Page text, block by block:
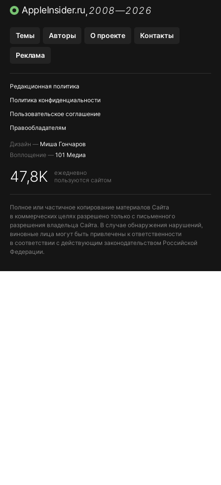
ПРИЛОЖЕНИЯ БЕЗ APP STORE
AppleInsider.ru,2008—2026
Темы Авторы О проекте Контакты
Реклама
Редакционная политика
Политика конфиденциальности
Пользовательское соглашение
Правообладателям
Дизайн — Миша Гончаров
Воплощение — 101 Медиа
47,8K
ежедневно
пользуются сайтом
Полное или частичное копирование материалов Сайта
в коммерческих целях разрешено только с письменного
разрешения владельца Сайта. В случае обнаружения нарушений,
виновные лица могут быть привлечены к ответственности
в соответствии с действующим законодательством Российской
Федерации.